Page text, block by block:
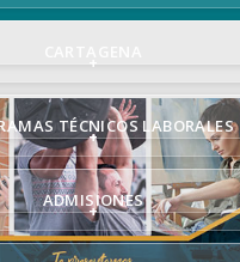
+
TÉCNICOS LABORALES
+
ADMISIONES
+